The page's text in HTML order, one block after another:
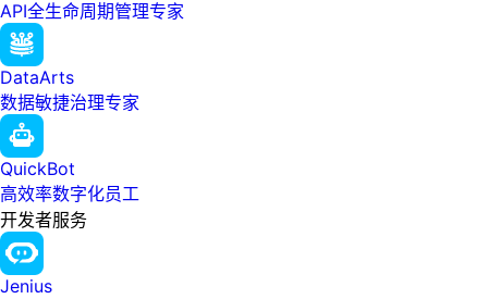
API全生命周期管理专家
DataArts
数据敏捷治理专家
QuickBot
高效率数字化员工
开发者服务
Jenius